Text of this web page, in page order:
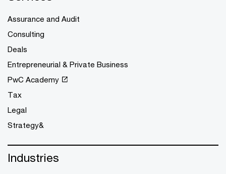
Assurance and Audit
Consulting
Deals
Entrepreneurial & Private Business
PwC Academy
Tax
Legal
Strategy&
Industries